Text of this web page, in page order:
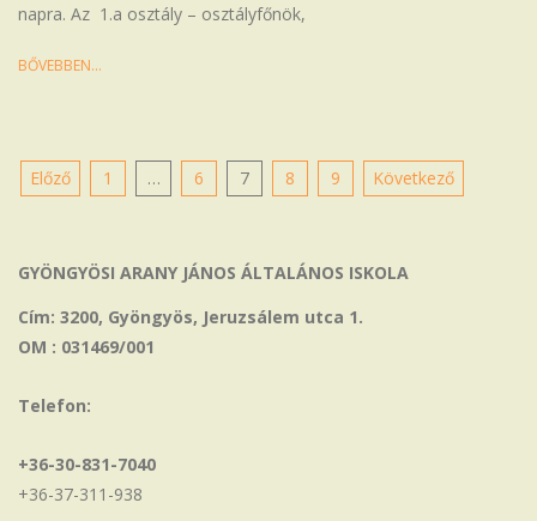
napra. Az 1.a osztály – osztályfőnök,
BŐVEBBEN…
Bejegyzések
lapozása
Előző 1 … 6 7 8 9 Következő
GYÖNGYÖSI ARANY JÁNOS ÁLTALÁNOS ISKOLA
Cím: 3200, Gyöngyös, Jeruzsálem utca 1.
OM : 031469/001
Telefon:
+36-30-831-7040
+36-37-311-938